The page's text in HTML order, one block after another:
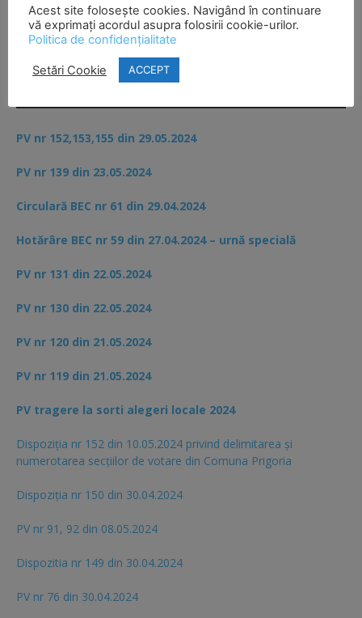
2024
INFORMATII ELECTORALE ALEGERI LOCALE SI
PV nr 152,153,155 din 29.05.2024
PV nr 139 din 23.05.2024
Circulară BEC nr 61 din 29.04.2024
Hotărâre BEC nr 59 din 27.04.2024 – urnă specială
PV nr 131 din 22.05.2024
PV nr 130 din 22.05.2024
PV nr 120 din 21.05.2024
PV nr 119 din 21.05.2024
PV tragere la sorti alegeri locale 2024
Dispoziția nr 152 din 10.05.2024 privind delimitarea și
numerotarea secțiilor de votare din Comuna Prigoria
Dispoziția nr 150 din 30.04.2024
PV nr 91, 92 din 08.05.2024
Dispozitia nr 149 din 30.04.2024
PV nr 76 din 30.04.2024
Acest site folosește cookies. Navigând în continuare
vă exprimați acordul asupra folosirii cookie-urilor.
Politica de confidențialitate
Setări Cookie ACCEPT